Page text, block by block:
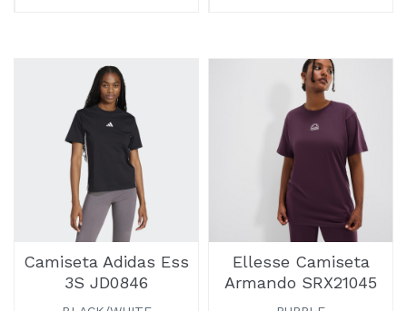
Camiseta Adidas Ess
3S JD0846
Ellesse Camiseta
Armando SRX21045